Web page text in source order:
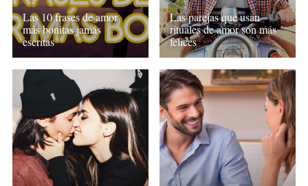
Las 10 frases de amor
más bonitas jamás
escritas
Las parejas que usan
rituales de amor son más
felices